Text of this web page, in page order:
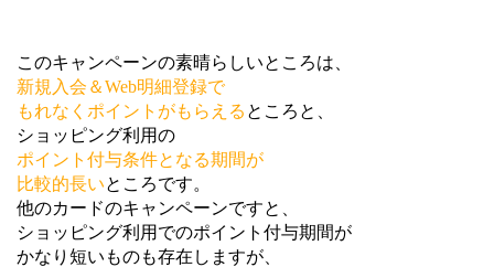
このキャンペーンの素晴らしいところは、
新規入会＆Web明細登録で
もれなくポイントがもらえる ところと、
ショッピング利用の
ポイント付与条件となる期間が
比較的長いところです。
他のカードのキャンペーンですと、
ショッピング利用でのポイント付与期間が
かなり短いものも存在しますが、